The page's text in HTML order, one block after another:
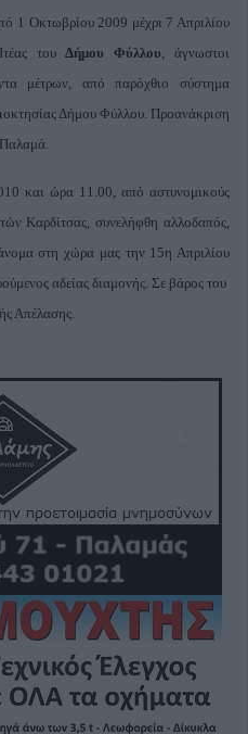
1 Οκτωβρίου 2009 μέχρι 7 Απριλίου
τουΔήμου Φύλλου, άγνωστοι
μέτρων, από παρόχθιο σύστημα
Δήμου Φύλλου. Προανάκριση
και ώρα 11.00, από αστυνομικούς
Καρδίτσας, συνελήφθη αλλοδαπός,
στη χώρα μας την 15η Απριλίου
αδείας διαμονής. Σε βάρος του
Απέλασης.